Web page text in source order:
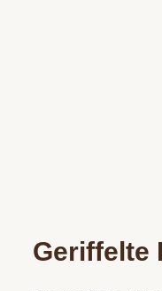
Geriffelte